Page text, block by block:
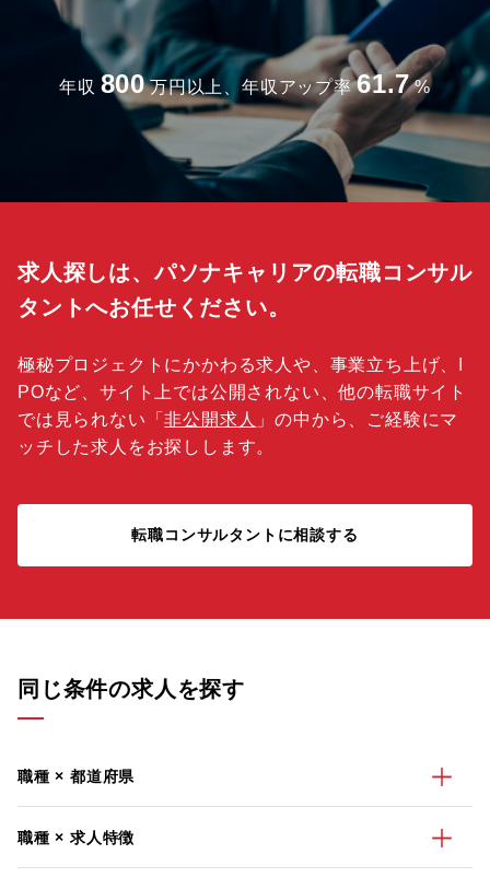
年収 800 万円以上、年収アップ率 61.7 %
求人探しは、パソナキャリアの転職コンサル
タントへお任せください。
極秘プロジェクトにかかわる求人や、事業立ち上げ、I
POなど、サイト上では公開されない、他の転職サイト
では見られない「非公開求人 」の中から、ご経験にマ
ッチした求人をお探しします。
転職コンサルタントに相談する
同じ条件の求人を探す
職種 × 都道府県
職種 × 求人特徴